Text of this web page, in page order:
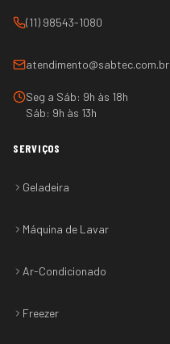
(11) 98543-1080
atendimento@sabtec.com.br
Seg a Sáb: 9h às 18h
Sáb: 9h às 13h
SERVIÇOS
Geladeira
Máquina de Lavar
Ar-Condicionado
Freezer